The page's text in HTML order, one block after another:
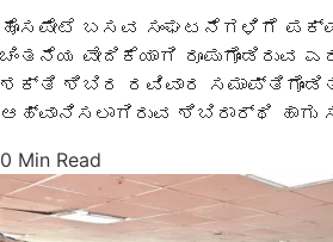
ಹೊಸಪೇಟೆ ಬಸವ ಸಂಘಟನೆಗಳಿಗೆ
ಚಿಂತನೆಯ ವೇದಿಕೆಯಾಗಿ
ಶಕ್ತಿ ಶಿಬಿರ ರವಿವಾರ
ಆಹ್ವಾನಿಸಲಾಗಿರುವ ಶಿಬಿರಾರ್ಥಿ ಹಾಗು
0 Min Read